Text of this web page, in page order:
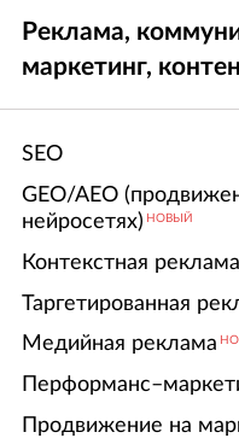
Реклама,
маркетинг,
SEO
GEO/AEO
нейросетях) НОВЫЙ
Контекстная реклама
Таргетированная
Медийная реклама
Продвижение на